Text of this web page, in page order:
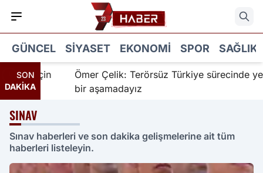
GÜNCEL SIYASET EKONOMI SPOR SAĞLIK
SON
DAKİKA
için
Ömer Çelik: Terörsüz Türkiye sürecinde yeni
bir aşamadayız
SINAV
Sınav haberleri ve son dakika gelişmelerine ait tüm
haberleri listeleyin.